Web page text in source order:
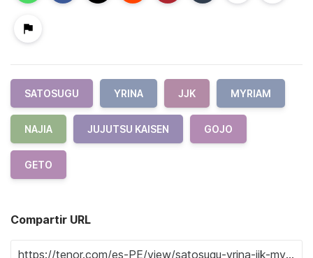
SATOSUGU YRINA JJK MYRIAM
NAJIA JUJUTSU KAISEN GOJO
GETO
Compartir URL